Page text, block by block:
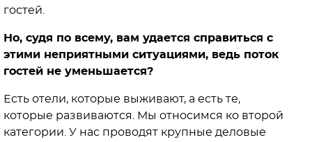
гостей.
Но, судя по всему, вам удается справиться с
этими неприятными ситуациями, ведь поток
гостей не уменьшается?
Есть отели, которые выживают, а есть те,
которые развиваются. Мы относимся ко второй
категории. У нас проводят крупные деловые